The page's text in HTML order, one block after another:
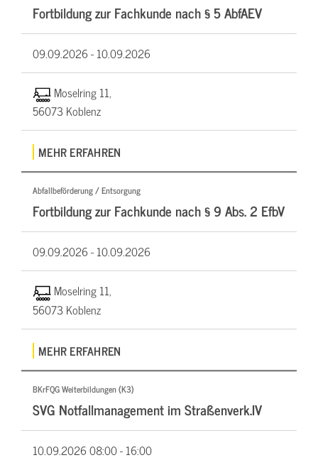
Fortbildung zur Fachkunde nach § 5 AbfAEV
09.09.2026 -10.09.2026
Moselring 11,
56073 Koblenz
MEHR ERFAHREN
Abfallbeförderung / Entsorgung
Fortbildung zur Fachkunde nach § 9 Abs. 2 EfbV
09.09.2026 -10.09.2026
Moselring 11,
56073 Koblenz
MEHR ERFAHREN
BKrFQG Weiterbildungen (K3)
SVG Notfallmanagement im Straßenverk.IV
10.09.202608:00 - 16:00